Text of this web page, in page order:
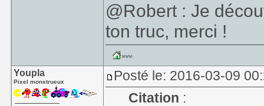
@Robert : Je
ton truc, merci !
Youpla
Pixel monstrueux
Posté le: 2016-03-09
Citation :